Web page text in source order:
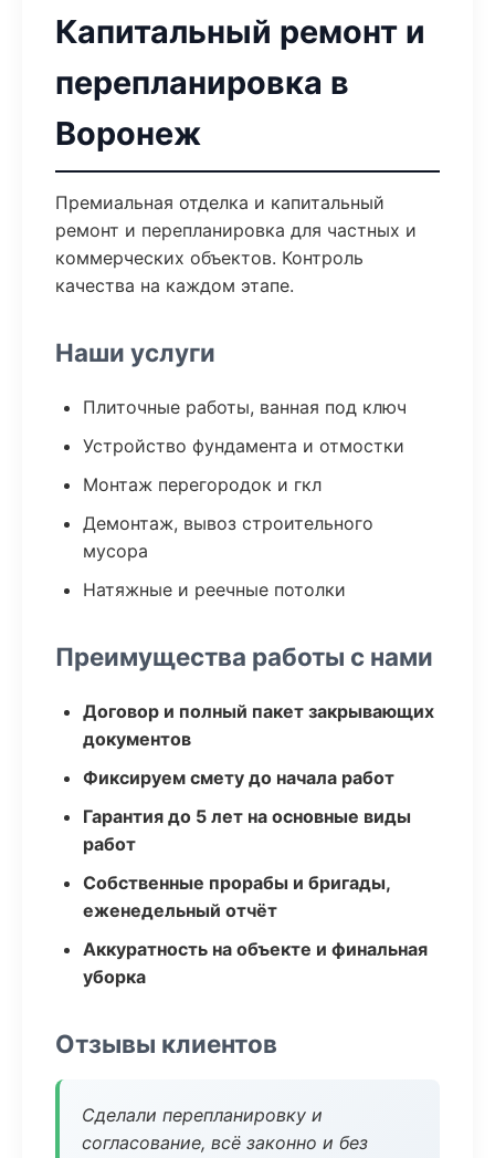
Капитальный ремонт и
перепланировка в
Воронеж
Премиальная отделка и капитальный
ремонт и перепланировка для частных и
коммерческих объектов. Контроль
качества на каждом этапе.
Наши услуги
Плиточные работы, ванная под ключ
Устройство фундамента и отмостки
Монтаж перегородок и гкл
Демонтаж, вывоз строительного
мусора
Натяжные и реечные потолки
Преимущества работы с нами
Договор и полный пакет закрывающих
документов
Фиксируем смету до начала работ
Гарантия до 5 лет на основные виды
работ
Собственные прорабы и бригады,
еженедельный отчёт
Аккуратность на объекте и финальная
уборка
Отзывы клиентов
Сделали перепланировку и
согласование, всё законно и без